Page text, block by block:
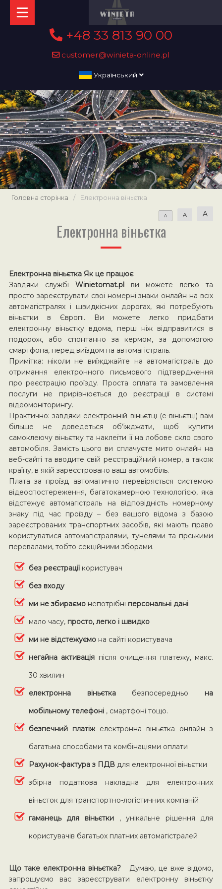
+48 33 813 90 00
customer@winieta-online.pl
Український
Головна сторінка / Електронна віньєтка
A A A
Електронна віньєтка
Електронна віньєтка Як це працює
Завдяки службі Winietomat.pl ви можете легко та
просто зареєструвати свої номерні знаки онлайн на всіх
автомагістралях і швидкісних дорогах, які потребують
віньєтки в Європі. Ви можете легко придбати
електронну віньєтку вдома, перш ніж відправитися в
подорож, або спонтанно за кермом, за допомогою
смартфона, перед виїздом на автомагістраль.
Примітка: ніколи не виїжджайте на автомагістраль до
отримання електронного письмового підтвердження
про реєстрацію проїзду. Проста оплата та замовлення
послуги не прирівнюється до реєстрації в системі
відеомоніторингу.
Практично: завдяки електронній віньєтці (е-віньєтці) вам
більше не доведеться об’їжджати, щоб купити
самоклеючу віньєтку та наклеїти її на лобове скло свого
автомобіля. Замість цього ви сплачуєте мито онлайн на
веб-сайті та вводите свій реєстраційний номер, а також
країну, в якій зареєстровано ваш автомобіль.
Плата за проїзд автоматично перевіряється системою
відеоспостереження, багатокамерною технологією, яка
відстежує автомагістраль на відповідність номерному
знаку під час проїзду – без вашого відома з базою
зареєстрованих транспортних засобів, які мають право
користуватися автомагістралями, тунелями та гірськими
перевалами, тобто секційними зборами.
без реєстрації користувач
без входу
ми не збираємо непотрібні персональні дані
мало часу, просто, легко і швидко
ми не відстежуємо на сайті користувача
негайна активація після очищення платежу, макс.
30 хвилин
електронна віньєтка безпосередньо на
мобільному телефоні , смартфоні тощо.
безпечний платіж електронна віньєтка онлайн з
багатьма способами та комбінаціями оплати
Рахунок-фактура з ПДВ для електронної віньєтки
збірна податкова накладна для електронних
віньєток для транспортно-логістичних компаній
гаманець для віньєтки , унікальне рішення для
користувачів багатьох платних автомагістралей
Що таке електронна віньєтка?
Думаю, це вже відомо,
запрошуємо вас зареєструвати електронну віньєтку